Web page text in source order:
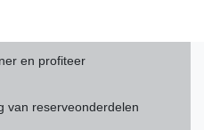
en profiteer
van reserveonderdelen